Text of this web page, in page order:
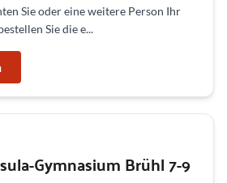
Sie oder eine weitere Person Ihr
Sie die e...
Gymnasium Brühl 7-9